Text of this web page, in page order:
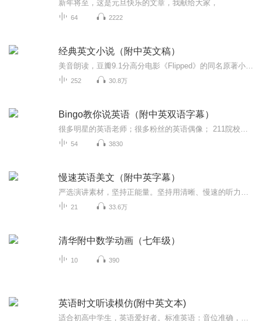
新年将至，这是元旦快乐的文章，我献给大家，
64 2222
经典英文小说（附中英文稿）
252 30.8万
Bingo教你说英语（附中英双语字幕）
54 3830
慢速英语美文（附中英字幕）
21 33.6万
清华附中数学动画（七年级）
10 390
英语时文听读模仿(附中英文本)